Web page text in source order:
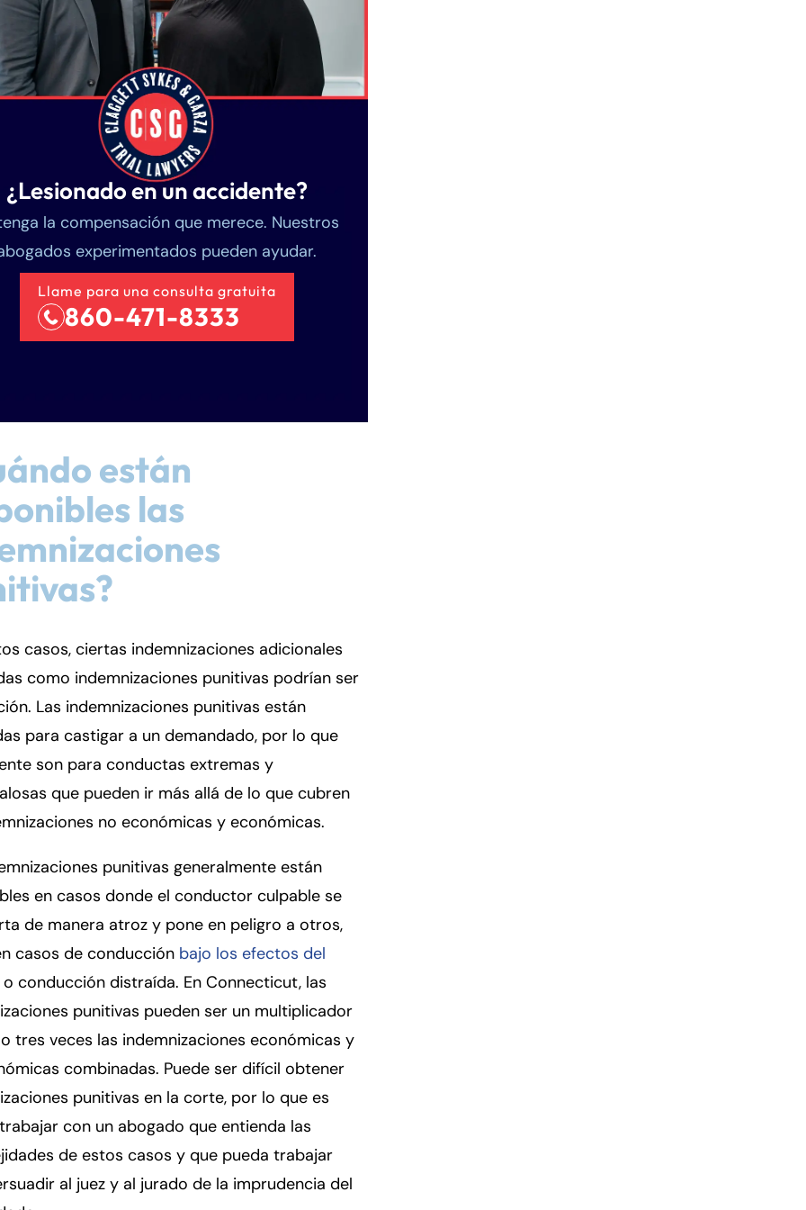
¿Lesionado en un accidente?
la compensación que merece. Nuestros
experimentados pueden ayudar.
Llame para una consulta gratuita
860-471-8333
están
las
casos, ciertas indemnizaciones adicionales
como indemnizaciones punitivas podrían ser
Las indemnizaciones punitivas están
para castigar a un demandado, por lo que
son para conductas extremas y
que pueden ir más allá de lo que cubren
no económicas y económicas.
punitivas generalmente están
en casos donde el conductor culpable se
de manera atroz y pone en peligro a otros,
casos de conducción bajo los efectos del
o conducción distraída. En Connecticut, las
punitivas pueden ser un multiplicador
tres veces las indemnizaciones económicas y
combinadas. Puede ser difícil obtener
punitivas en la corte, por lo que es
con un abogado que entienda las
de estos casos y que pueda trabajar
al juez y al jurado de la imprudencia del